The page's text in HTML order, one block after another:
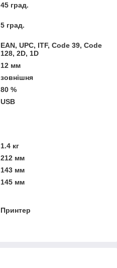
45 град.
5 град.
EAN, UPC, ITF, Code 39, Code
128, 2D, 1D
12 мм
зовнішня
80 %
USB
1.4 кг
212 мм
143 мм
145 мм
Принтер